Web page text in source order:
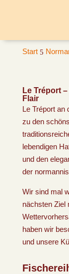
Start 5
Le Tréport
Flair
Le Tréport an
zu den
lebendigen
und den
der
Wir sind mal
nächsten Ziel
haben wir
und unsere